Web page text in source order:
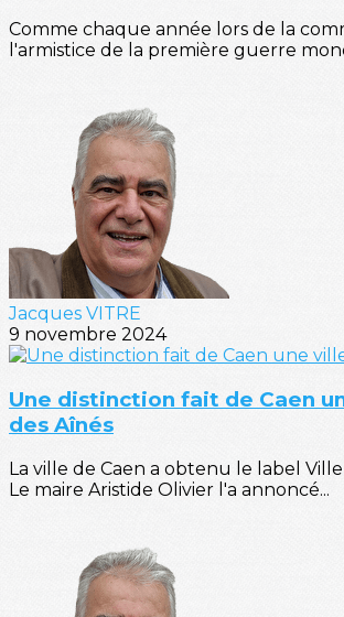
Comme chaque année lors de la
l'armistice de la première guerre
Jacques VITRE
9 novembre 2024
Une distinction fait de Caen
des Aînés
La ville de Caen a obtenu le label Ville
Le maire Aristide Olivier l'a annoncé...